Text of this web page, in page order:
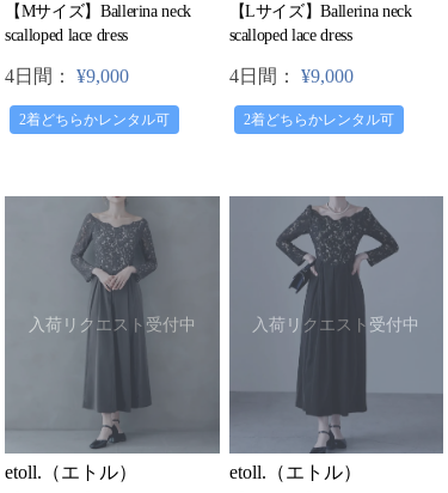
【Mサイズ】Ballerina neck
scalloped lace dress
4日間： ¥9,000
2着どちらかレンタル可
【Lサイズ】Ballerina neck
scalloped lace dress
4日間： ¥9,000
2着どちらかレンタル可
入荷リクエスト受付中
etoll.（エトル）
入荷リクエスト受付中
etoll.（エトル）